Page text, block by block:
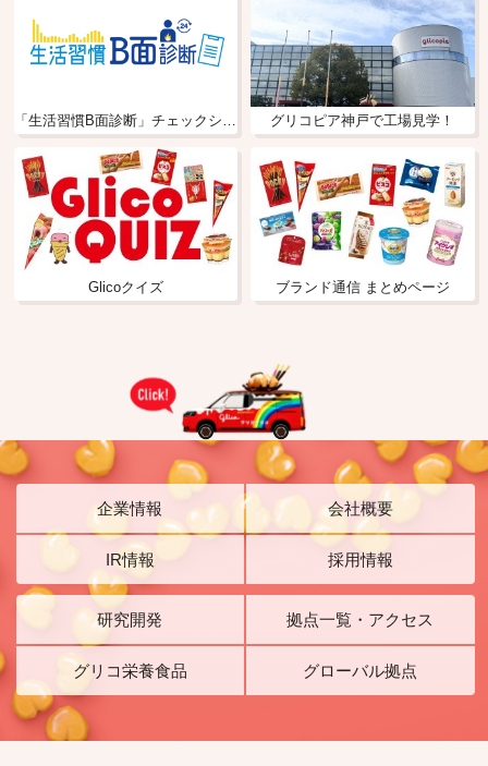
グリコピア神戸で工場見学！
Glicoクイズ ブランド通信 まとめページ
企業情報 会社概要
IR情報 採用情報
研究開発 拠点一覧・アクセス
グリコ栄養食品 グローバル拠点